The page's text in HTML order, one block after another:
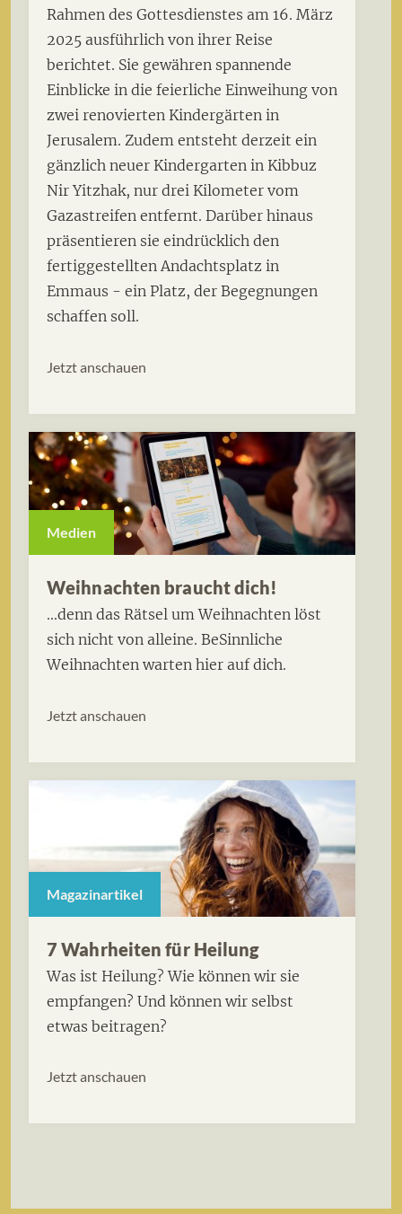
Rahmen des Gottesdienstes am 16. März
2025 ausführlich von ihrer Reise
berichtet. Sie gewähren spannende
Einblicke in die feierliche Einweihung von
zwei renovierten Kindergärten in
Jerusalem. Zudem entsteht derzeit ein
gänzlich neuer Kindergarten in Kibbuz
Nir Yitzhak, nur drei Kilometer vom
Gazastreifen entfernt. Darüber hinaus
präsentieren sie eindrücklich den
fertiggestellten Andachtsplatz in
Emmaus - ein Platz, der Begegnungen
schaffen soll.
Jetzt anschauen
Medien
Weihnachten braucht dich!
...denn das Rätsel um Weihnachten löst
sich nicht von alleine. BeSinnliche
Weihnachten warten hier auf dich.
Jetzt anschauen
Magazinartikel
7 Wahrheiten für Heilung
Was ist Heilung? Wie können wir sie
empfangen? Und können wir selbst
etwas beitragen?
Jetzt anschauen